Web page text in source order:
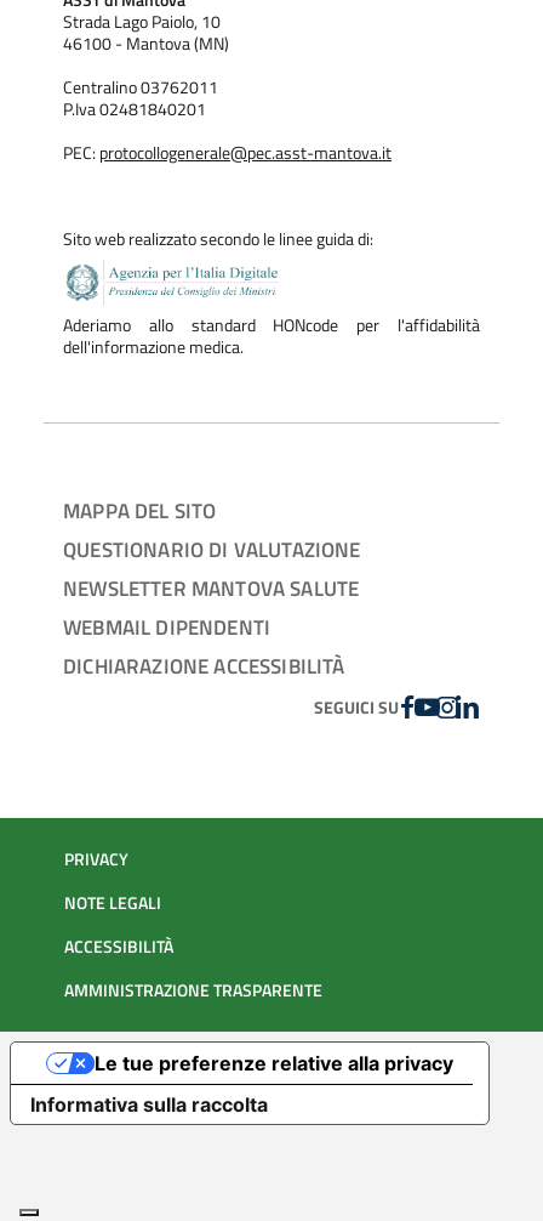
Strada Lago Paiolo, 10
46100 - Mantova (MN)
Centralino 03762011
P.Iva 02481840201
PEC: protocollogenerale@pec.asst-mantova.it
Sito web realizzato secondo le linee guida di:
Aderiamo allo standard HONcode per l'affidabilità
dell'informazione medica.
MAPPA DEL SITO
QUESTIONARIO DI VALUTAZIONE
NEWSLETTER MANTOVA SALUTE
WEBMAIL DIPENDENTI
DICHIARAZIONE ACCESSIBILITÀ
SEGUICI SUFACEBOOK
YOUTUBE
INSTAGRAM
LINKEDIN
PRIVACY
NOTE LEGALI
ACCESSIBILITÀ
AMMINISTRAZIONE TRASPARENTE
Informativa sulla raccolta
Le tue preferenze relative alla privacy